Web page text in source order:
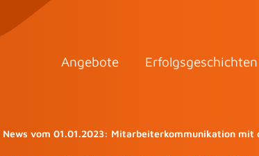
Angebote Erfolgsgeschichten
vom 01.01.2023: Mitarbeiterkommunikation mit